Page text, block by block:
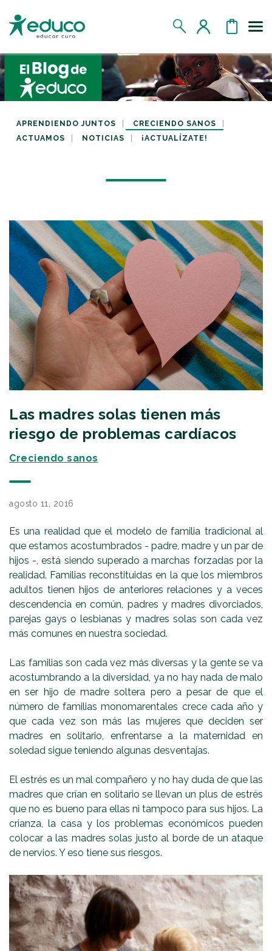
MIS DATOS
MIS APADRINADOS
MIS RETOS SOLIDARIOS
CERRAR SESIÓN
APRENDIENDO JUNTOS
CRECIENDO SANOS
ACTUAMOS
NOTICIAS ¡ACTUALÍZATE!
Las madres solas tienen más
riesgo de problemas cardíacos
Creciendo sanos
agosto 11, 2016
Es una realidad que el modelo de familia tradicional al
que estamos acostumbrados - padre, madre y un par de
hijos -, está siendo superado a marchas forzadas por la
realidad. Familias reconstituidas en la que los miembros
adultos tienen hijos de anteriores relaciones y a veces
descendencia en común, padres y madres divorciados,
parejas gays o lesbianas y madres solas son cada vez
más comunes en nuestra sociedad.
Las familias son cada vez más diversas y la gente se va
acostumbrando a la diversidad, ya no hay nada de malo
en ser hijo de madre soltera pero a pesar de que el
número de familias monomarentales crece cada año y
que cada vez son más las mujeres que deciden ser
madres en solitario, enfrentarse a la maternidad en
soledad sigue teniendo algunas desventajas.
El estrés es un mal compañero y no hay duda de que las
madres que crían en solitario se llevan un plus de estrés
que no es bueno para ellas ni tampoco para sus hijos. La
crianza, la casa y los problemas económicos pueden
colocar a las madres solas justo al borde de un ataque
de nervios. Y eso tiene sus riesgos.